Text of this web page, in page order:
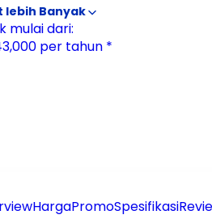
listrik, akselerasinya halus
berkendara yang lebih
keseluruhan, PV5 bukan sekadar
mulai dari:
per tahun *
HargaPromoSpesifikasi